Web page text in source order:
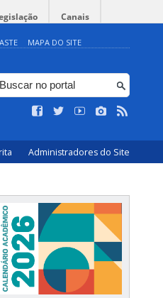
Canais
MAPA DO SITE
Administradores do Site